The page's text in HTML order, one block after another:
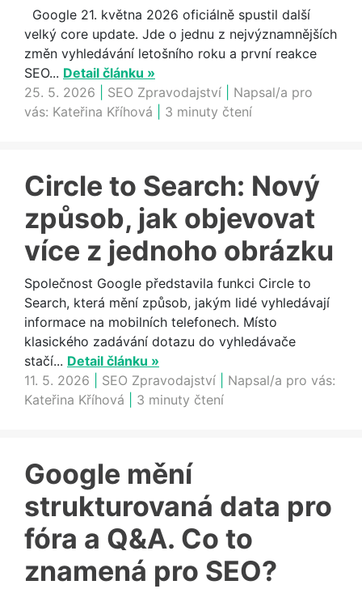
Google 21. května 2026 oficiálně spustil další
velký core update. Jde o jednu z nejvýznamnějších
změn vyhledávání letošního roku a první reakce
SEO... Detail článku »
25. 5. 2026
SEO Zpravodajství
Napsal/a pro
vás: Kateřina Kříhová 3 minuty čtení
Circle to Search: Nový
způsob, jak objevovat
více z jednoho obrázku
Společnost Google představila funkci Circle to
Search, která mění způsob, jakým lidé vyhledávají
informace na mobilních telefonech. Místo
klasického zadávání dotazu do vyhledávače
stačí... Detail článku »
11. 5. 2026
SEO Zpravodajství
Napsal/a pro vás:
Kateřina Kříhová
3 minuty čtení
Google mění
strukturovaná data pro
fóra a Q&A. Co to
znamená pro SEO?